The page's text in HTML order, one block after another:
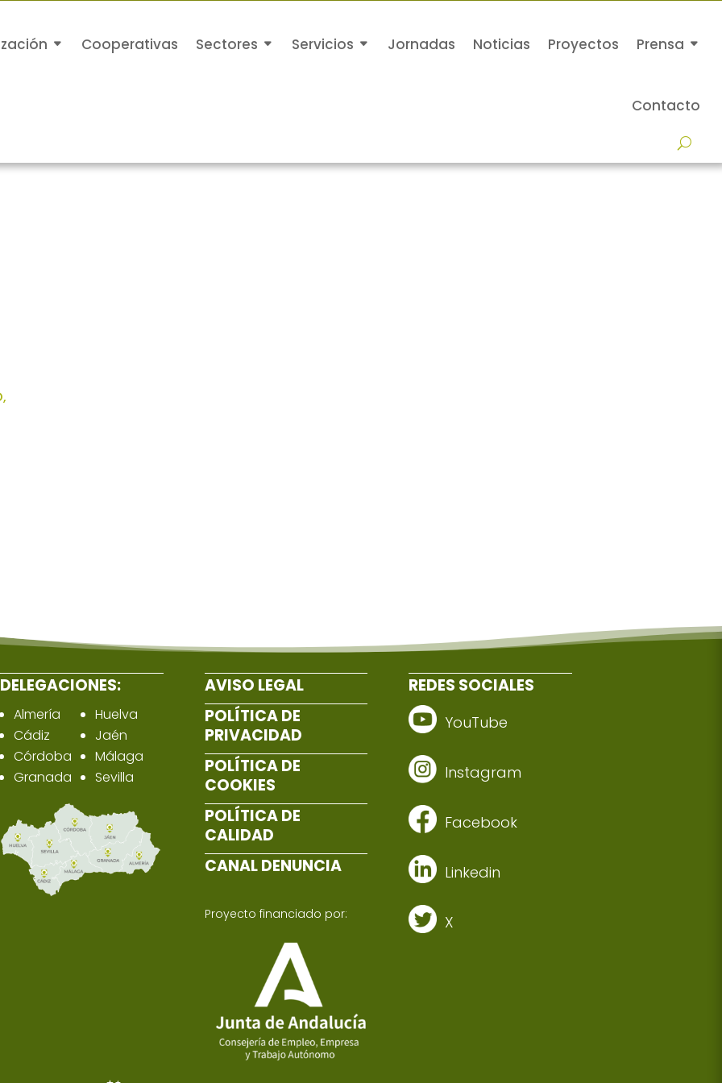
Cooperativas Sectores Servicios Jornadas Noticias Proyectos Prensa
Contacto
DELEGACIONES:
Almería
Cádiz
Córdoba
Granada
Huelva
Jaén
Málaga
Sevilla
AVISO LEGAL
POLÍTICA DE
PRIVACIDAD
POLÍTICA DE
COOKIES
POLÍTICA DE
CALIDAD
CANAL DENUNCIA
Proyecto financiado por:
REDES SOCIALES
YouTube
Instagram
Facebook
Linkedin
X